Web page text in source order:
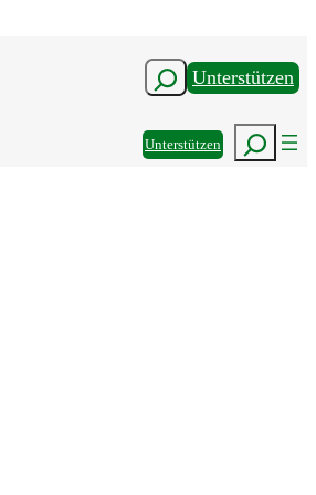
SuchenUnterstützen
UnterstützenSuchen